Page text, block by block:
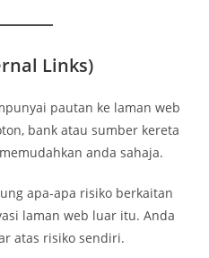
Links)
pautan ke laman web
bank atau sumber kereta
anda sahaja.
apa-apa risiko berkaitan
laman web luar itu. Anda
atas risiko sendiri.